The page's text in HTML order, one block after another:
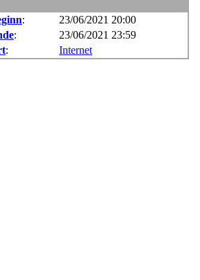
:
23/06/2021 20:00
:
23/06/2021 23:59
: Internet